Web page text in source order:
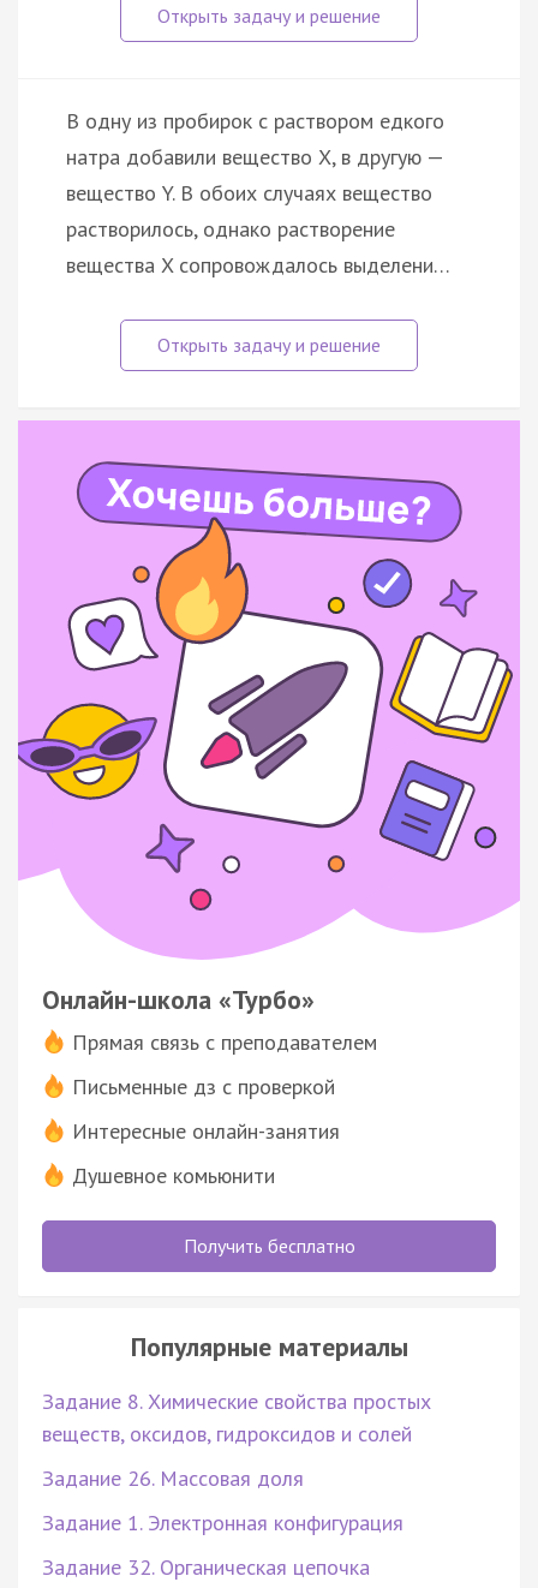
В одну из пробирок с раствором едкого
натра добавили вещество X, в другую —
вещество Y. В обоих случаях вещество
растворилось, однако растворение
вещества X сопровождалось выделени…
Онлайн-школа «Турбо»
Прямая связь с преподавателем
Письменные дз с проверкой
Интересные онлайн-занятия
Душевное комьюнити
Получить бесплатно
Популярные материалы
Задание 8. Химические свойства простых
веществ, оксидов, гидроксидов и солей
Задание 26. Массовая доля
Задание 1. Электронная конфигурация
Задание 32. Органическая цепочка